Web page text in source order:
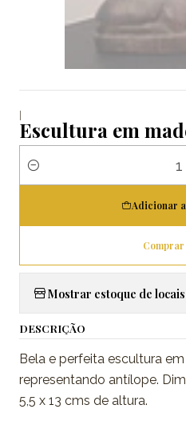
|
Escultura em
Quantidade
Adicionar
Mostrar estoque de locais
DESCRIÇÃO
Bela e perfeita escultura
representando antílope.
5,5 x 13 cms de altura.